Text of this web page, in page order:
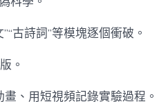
古詩詞”等模塊逐個衝破。
。
、用短視頻記錄實驗過程。